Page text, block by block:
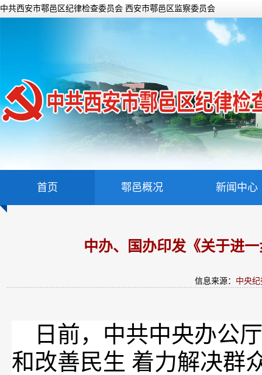
中共西安市鄠邑区纪律检查委员会 西安市鄠邑区监察委员会
首页 鄠邑概况 新闻中心
中办、国办印发《关于进
信息来源： 中央
日前，中共中央办公
和改善民生 着力解决群